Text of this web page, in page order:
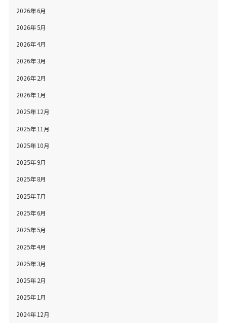
2026年6月
2026年5月
2026年4月
2026年3月
2026年2月
2026年1月
2025年12月
2025年11月
2025年10月
2025年9月
2025年8月
2025年7月
2025年6月
2025年5月
2025年4月
2025年3月
2025年2月
2025年1月
2024年12月